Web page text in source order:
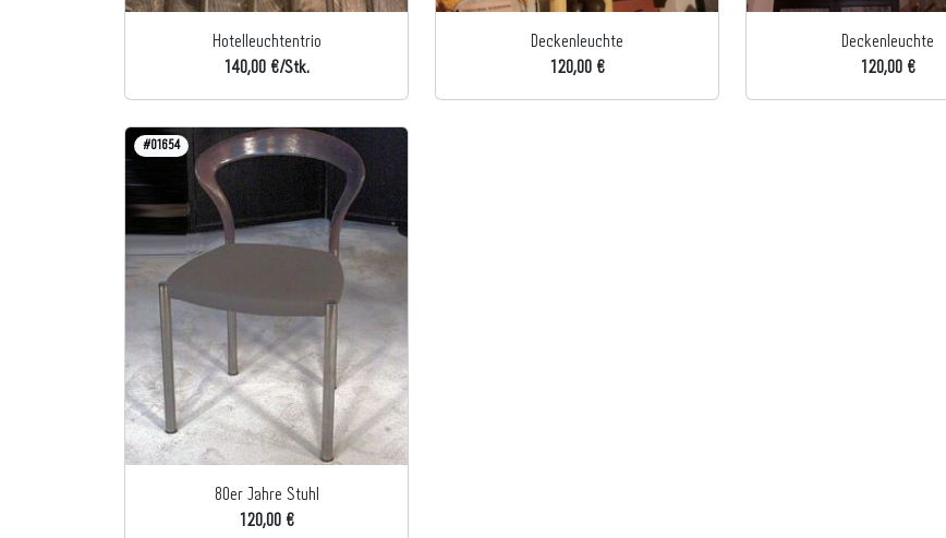
Hotelleuchtentrio
140,00 €/Stk.
Deckenleuchte
120,00 €
Deckenleuchte
120,00 €
#01654
80er Jahre Stuhl
120,00 €